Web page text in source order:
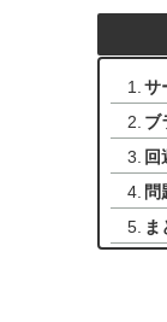
サ
ブ
回
問
ま